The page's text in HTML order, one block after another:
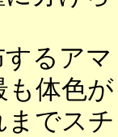
るアマ
も体色が
でスチ